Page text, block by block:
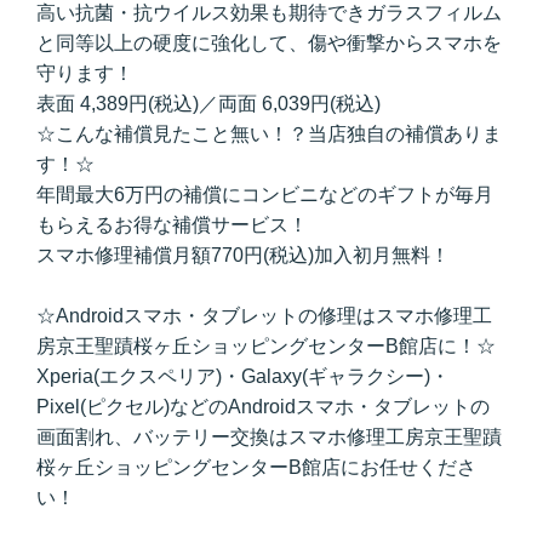
高い抗菌・抗ウイルス効果も期待できガラスフィルム
と同等以上の硬度に強化して、傷や衝撃からスマホを
守ります！
表面 4,389円(税込)／両面 6,039円(税込)
☆こんな補償見たこと無い！？当店独自の補償ありま
す！☆
年間最大6万円の補償にコンビニなどのギフトが毎月
もらえるお得な補償サービス！
スマホ修理補償月額770円(税込)加入初月無料！
☆Androidスマホ・タブレットの修理はスマホ修理工
房京王聖蹟桜ヶ丘ショッピングセンターB館店に！☆
Xperia(エクスペリア)・Galaxy(ギャラクシー)・
Pixel(ピクセル)などのAndroidスマホ・タブレットの
画面割れ、バッテリー交換はスマホ修理工房京王聖蹟
桜ヶ丘ショッピングセンターB館店にお任せくださ
い！